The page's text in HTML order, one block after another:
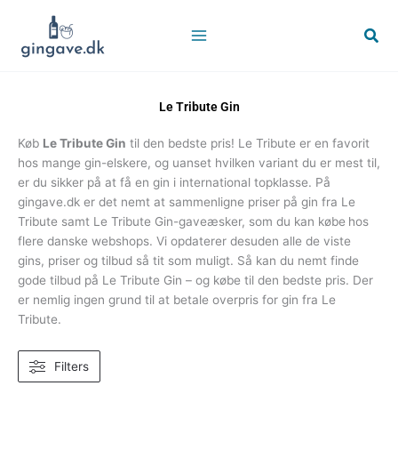
indholdet
Søg
Le Tribute Gin
Køb Le Tribute Gin til den bedste pris! Le Tribute er en favorit
hos mange gin-elskere, og uanset hvilken variant du er mest til,
er du sikker på at få en gin i international topklasse. På
gingave.dk er det nemt at sammenligne priser på gin fra Le
Tribute samt Le Tribute Gin-gaveæsker, som du kan købe hos
flere danske webshops. Vi opdaterer desuden alle de viste
gins, priser og tilbud så tit som muligt. Så kan du nemt finde
gode tilbud på Le Tribute Gin – og købe til den bedste pris. Der
er nemlig ingen grund til at betale overpris for gin fra Le
Tribute.
Filters